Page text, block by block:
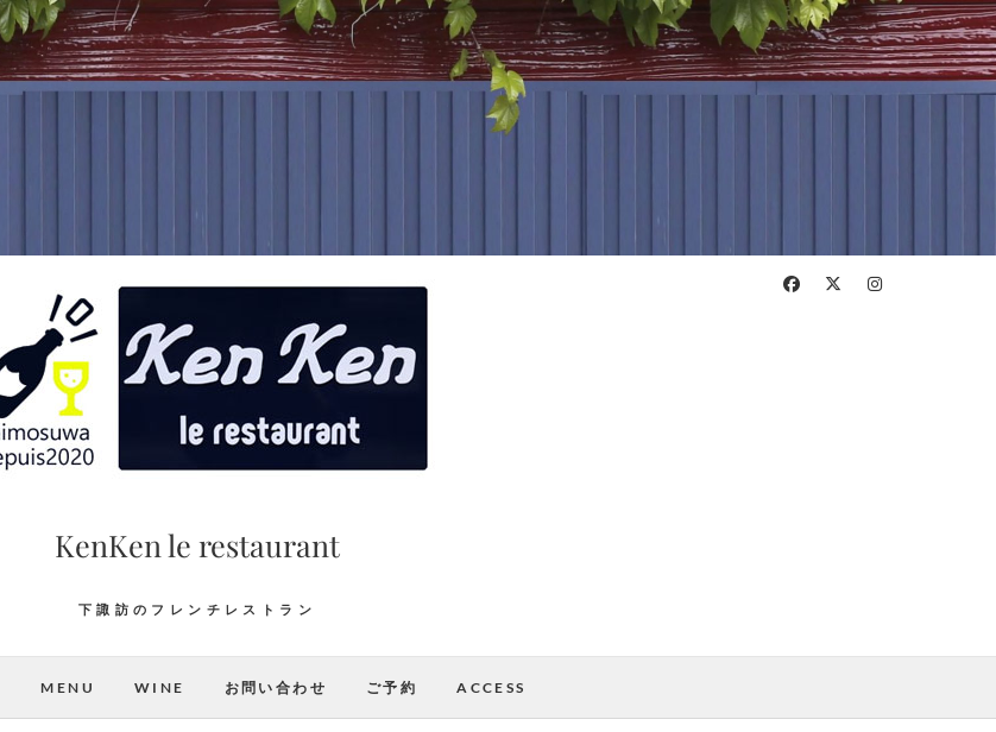
KenKen le restaurant
下諏訪のフレンチレストラン
MENU WINE お問い合わせ ご予約 ACCESS